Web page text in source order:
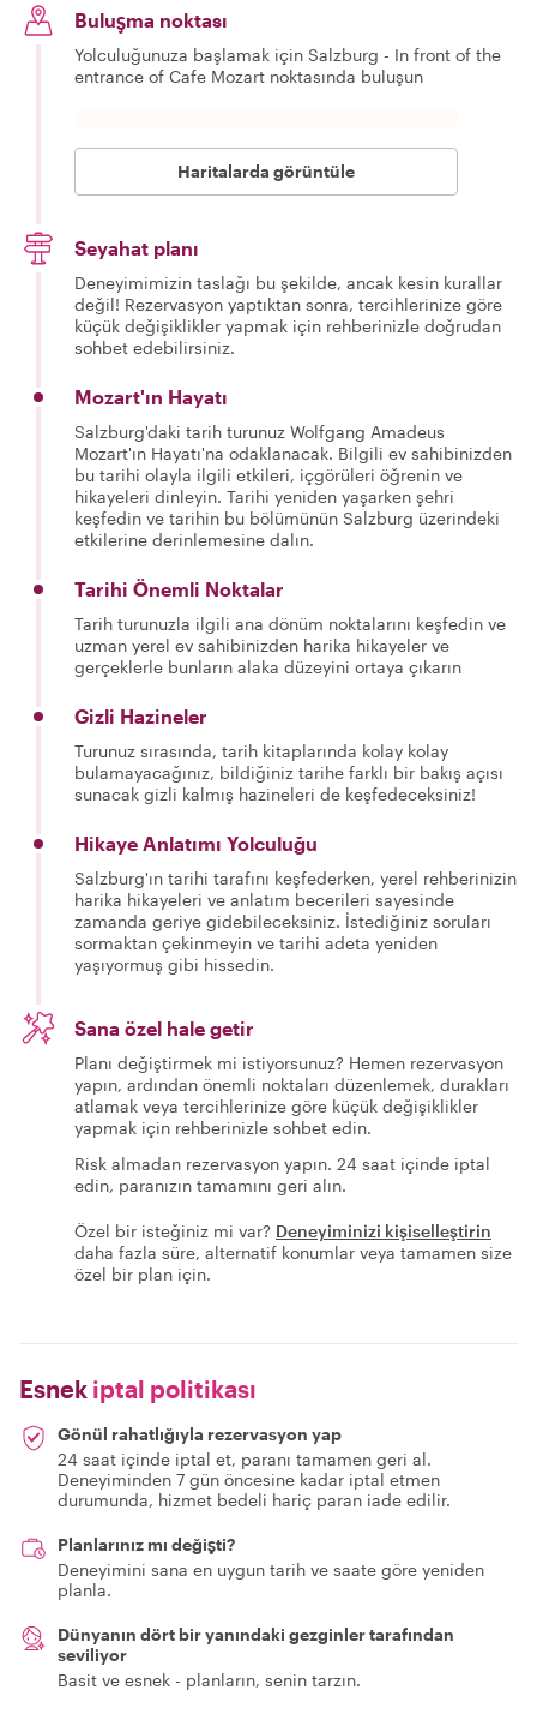
Buluşma noktası
Yolculuğunuza başlamak için Salzburg - In front of the
entrance of Cafe Mozart noktasında buluşun
Haritalarda görüntüle
Seyahat planı
Deneyimimizin taslağı bu şekilde, ancak kesin kurallar
değil! Rezervasyon yaptıktan sonra, tercihlerinize göre
küçük değişiklikler yapmak için rehberinizle doğrudan
sohbet edebilirsiniz.
Mozart'ın Hayatı
Salzburg'daki tarih turunuz Wolfgang Amadeus
Mozart'ın Hayatı'na odaklanacak. Bilgili ev sahibinizden
bu tarihi olayla ilgili etkileri, içgörüleri öğrenin ve
hikayeleri dinleyin. Tarihi yeniden yaşarken şehri
keşfedin ve tarihin bu bölümünün Salzburg üzerindeki
etkilerine derinlemesine dalın.
Tarihi Önemli Noktalar
Tarih turunuzla ilgili ana dönüm noktalarını keşfedin ve
uzman yerel ev sahibinizden harika hikayeler ve
gerçeklerle bunların alaka düzeyini ortaya çıkarın
Gizli Hazineler
Turunuz sırasında, tarih kitaplarında kolay kolay
bulamayacağınız, bildiğiniz tarihe farklı bir bakış açısı
sunacak gizli kalmış hazineleri de keşfedeceksiniz!
Hikaye Anlatımı Yolculuğu
Salzburg'ın tarihi tarafını keşfederken, yerel rehberinizin
harika hikayeleri ve anlatım becerileri sayesinde
zamanda geriye gidebileceksiniz. İstediğiniz soruları
sormaktan çekinmeyin ve tarihi adeta yeniden
yaşıyormuş gibi hissedin.
Sana özel hale getir
Planı değiştirmek mi istiyorsunuz? Hemen rezervasyon
yapın, ardından önemli noktaları düzenlemek, durakları
atlamak veya tercihlerinize göre küçük değişiklikler
yapmak için rehberinizle sohbet edin.
Risk almadan rezervasyon yapın. 24 saat içinde iptal
edin, paranızın tamamını geri alın.
Özel bir isteğiniz mi var? Deneyiminizi kişiselleştirin
daha fazla süre, alternatif konumlar veya tamamen size
özel bir plan için.
Esnek iptal politikası
Gönül rahatlığıyla rezervasyon yap
24 saat içinde iptal et, paranı tamamen geri al.
Deneyiminden 7 gün öncesine kadar iptal etmen
durumunda, hizmet bedeli hariç paran iade edilir.
Planlarınız mı değişti?
Deneyimini sana en uygun tarih ve saate göre yeniden
planla.
Dünyanın dört bir yanındaki gezginler tarafından
seviliyor
Basit ve esnek - planların, senin tarzın.